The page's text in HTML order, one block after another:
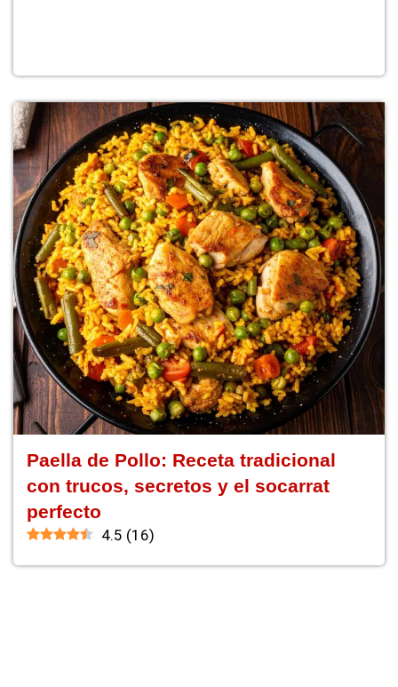
Paella de Pollo: Receta tradicional
con trucos, secretos y el socarrat
perfecto
4.5 (16)